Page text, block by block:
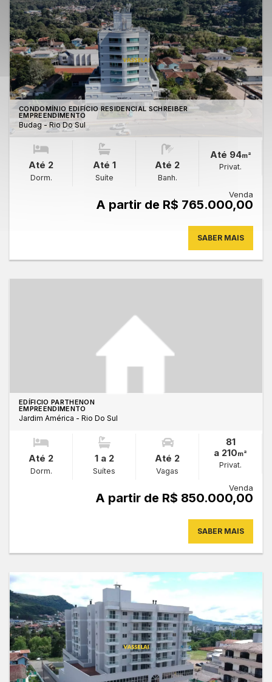
CONDOMÍNIO EDIFÍCIO RESIDENCIAL SCHREIBER
EMPREENDIMENTO
Budag - Rio Do Sul
Até 2
Dorm.
Até 1
Suíte
Até 2
Banh.
Até 94m²
Privat.
Venda
A partir de R$ 765.000,00
SABER MAIS
EDÍFICIO PARTHENON
EMPREENDIMENTO
Jardim América - Rio Do Sul
Até 2
Dorm.
1 a 2
Suítes
Até 2
Vagas
81
a 210m²
Privat.
Venda
A partir de R$ 850.000,00
SABER MAIS